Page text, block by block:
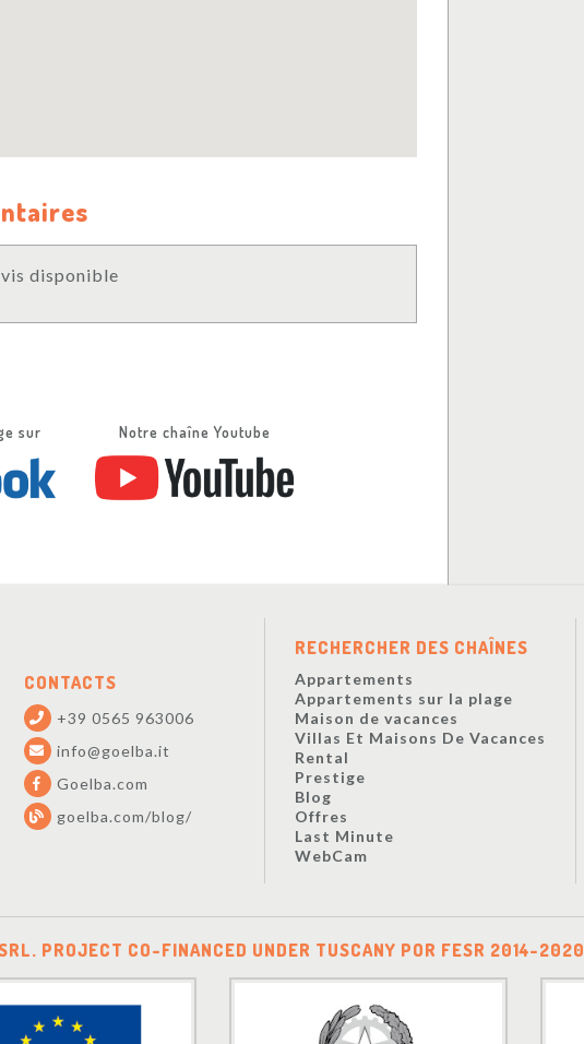
disponible
sur Notre chaîne Youtube
CONTACTS
+39 0565 963006
info@goelba.it
Goelba.com
goelba.com/blog/
RECHERCHER DES CHAÎNES
Appartements
Appartements sur la plage
Maison de vacances
Villas Et Maisons De Vacances
Rental
Prestige
Blog
Offres
Last Minute
WebCam
PROJECT CO-FINANCED UNDER TUSCANY POR FESR 2014-2020